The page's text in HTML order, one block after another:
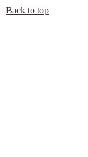
Back to top